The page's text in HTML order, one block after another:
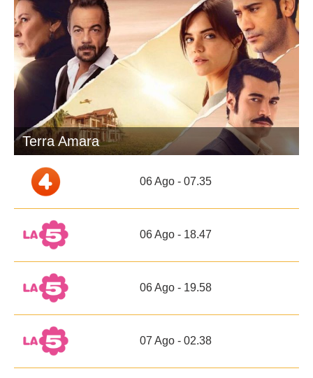
Terra Amara
06 Ago - 07.35
06 Ago - 18.47
06 Ago - 19.58
07 Ago - 02.38